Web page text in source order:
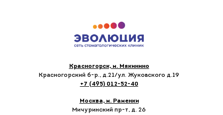
Красногорск, м. Мякинино
Красногорский б-р., д.21/ул. Жуковского д.19
+7 (495) 012-52-40
Москва, м. Раменки
Мичуринский пр-т, д. 26